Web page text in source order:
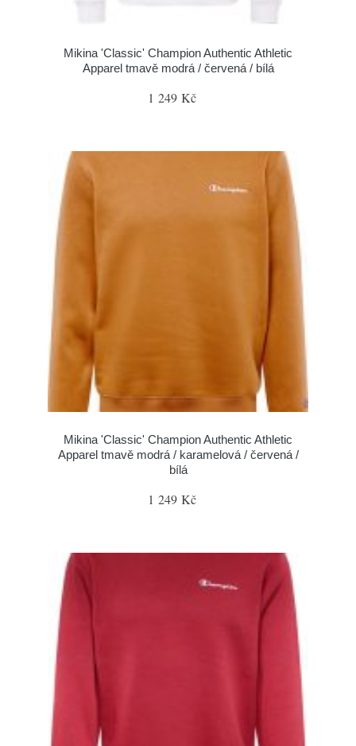
Mikina 'Classic' Champion Authentic Athletic
Apparel tmavě modrá / červená / bílá
1 249 Kč
Mikina 'Classic' Champion Authentic Athletic
Apparel tmavě modrá / karamelová / červená /
bílá
1 249 Kč